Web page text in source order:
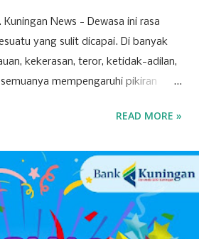
News - Dewasa ini rasa
yang sulit dicapai. Di banyak
kekerasan, teror, ketidak-adilan,
mempengaruhi pikiran
setiap orang mendambakan
yang jika dikalkulasi lebih
Seseorang yang sakit
tetapi yang takut, dapat dipastikan
hanya sekedar hilang kantuknya
READ MORE »